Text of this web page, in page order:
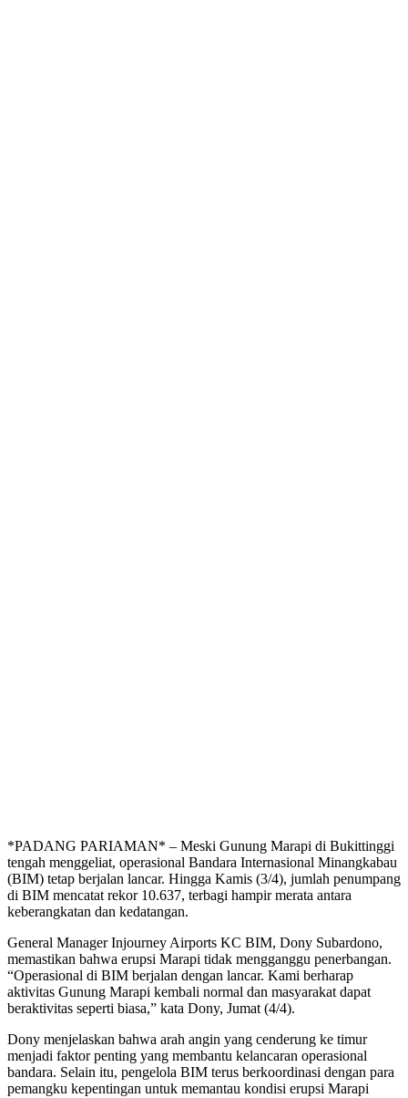
*PADANG PARIAMAN* – Meski Gunung Marapi di Bukittinggi
tengah menggeliat, operasional Bandara Internasional Minangkabau
(BIM) tetap berjalan lancar. Hingga Kamis (3/4), jumlah penumpang
di BIM mencatat rekor 10.637, terbagi hampir merata antara
keberangkatan dan kedatangan.
General Manager Injourney Airports KC BIM, Dony Subardono,
memastikan bahwa erupsi Marapi tidak mengganggu penerbangan.
“Operasional di BIM berjalan dengan lancar. Kami berharap
aktivitas Gunung Marapi kembali normal dan masyarakat dapat
beraktivitas seperti biasa,” kata Dony, Jumat (4/4).
Dony menjelaskan bahwa arah angin yang cenderung ke timur
menjadi faktor penting yang membantu kelancaran operasional
bandara. Selain itu, pengelola BIM terus berkoordinasi dengan para
pemangku kepentingan untuk memantau kondisi erupsi Marapi